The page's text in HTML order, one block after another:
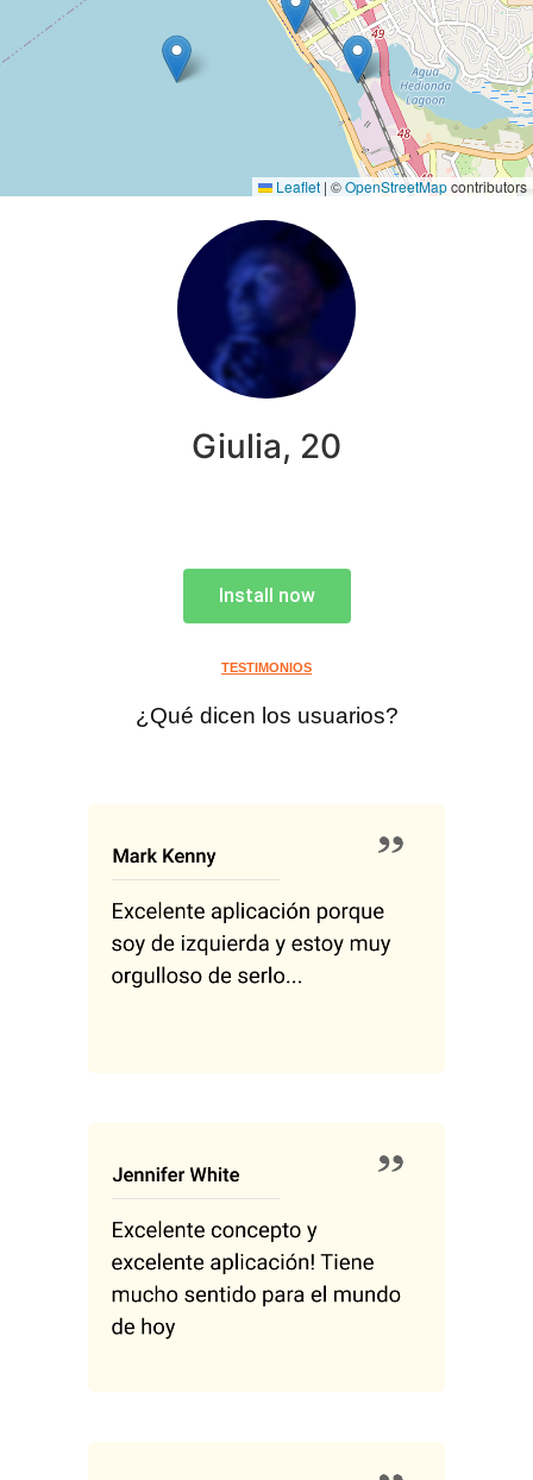
Leaflet | ©OpenStreetMapcontributors
Giulia, 20
Install now
TESTIMONIOS
¿Qué dicen los usuarios?